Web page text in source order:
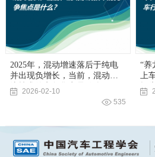
继续浏览完
2025年，混动增速落后于纯电
并出现负增长，当前，混动系
统技术的竞争焦点是什么？
2026-02-10
535
“养
上
报
智